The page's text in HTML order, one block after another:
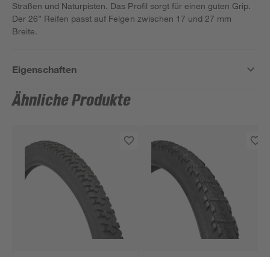
Straßen und Naturpisten. Das Profil sorgt für einen guten Grip.
Der 26” Reifen passt auf Felgen zwischen 17 und 27 mm
Breite.
Eigenschaften
Ähnliche Produkte